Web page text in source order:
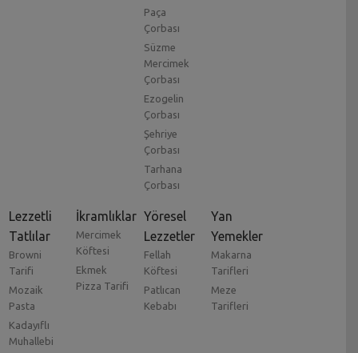
Paça
Çorbası
Süzme
Mercimek
Çorbası
Ezogelin
Çorbası
Şehriye
Çorbası
Tarhana
Çorbası
Lezzetli
Tatlılar
Browni
Tarifi
Mozaik
Pasta
Kadayıflı
Muhallebi
İkramlıklar
Mercimek
Köftesi
Ekmek
Pizza Tarifi
Yöresel
Lezzetler
Fellah
Köftesi
Patlıcan
Kebabı
Yan
Yemekler
Makarna
Tarifleri
Meze
Tarifleri